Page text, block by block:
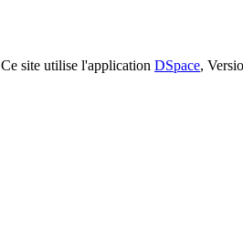
Ce site utilise l'application DSpace,